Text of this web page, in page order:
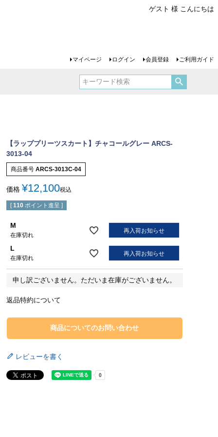
ゲスト 様 こんにちは
マイページ ログイン 会員登録 ご利用ガイド
【ラッププリーツスカート】チャコールグレー ARCS-
3013-04
商品番号 ARCS-3013C-04
価格 ¥12,100税込
[ 110 ポイント進呈 ]
M
在庫切れ
再入荷お知らせ
L
在庫切れ
再入荷お知らせ
申し訳ございません。ただいま在庫がございません。
返品特約について
商品についてのお問い合わせ
レビューを書く